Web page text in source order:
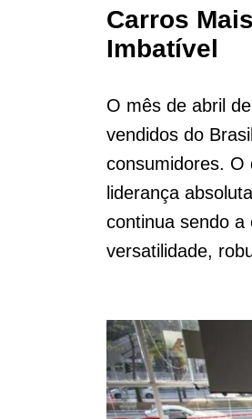
Carros
Imbatível
O mês de abril
vendidos do
consumidores. O
liderança
continua sendo
versatilidade,